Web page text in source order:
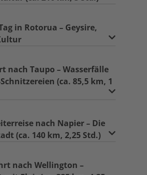
in Rotorua – Geysire,
nach Taupo – Wasserfälle
(ca. 85,5 km, 1
nach Napier – Die
(ca. 140 km, 2,25 Std.)
nach Wellington –